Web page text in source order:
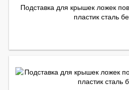
Подставка для крышек ложек
пластик сталь